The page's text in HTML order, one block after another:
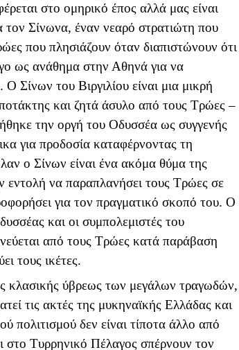
στο ομηρικό έπος αλλά μας είναι
τον Σίνωνα, έναν νεαρό στρατιώτη που
που πλησιάζουν όταν διαπιστώνουν ότι
ως ανάθημα στην Αθηνά για να
Σίνων του Βιργιλίου είναι μια μικρή
και ζητά άσυλο από τους Τρώες –
την οργή του Οδυσσέα ως συγγενής
για προδοσία καταφέρνοντας τη
ο Σίνων είναι ένα ακόμα θύμα της
εντολή να παραπλανήσει τους Τρώες σε
για τον πραγματικό σκοπό του. Ο
και οι συμπολεμιστές του
από τους Τρώες κατά παράβαση
τους ικέτες.
κλασικής ύβρεως των μεγάλων τραγωδών,
τις ακτές της μυκηναϊκής Ελλάδας και
πολιτισμού δεν είναι τίποτα άλλο από
Τυρρηνικό Πέλαγος σπέρνουν τον